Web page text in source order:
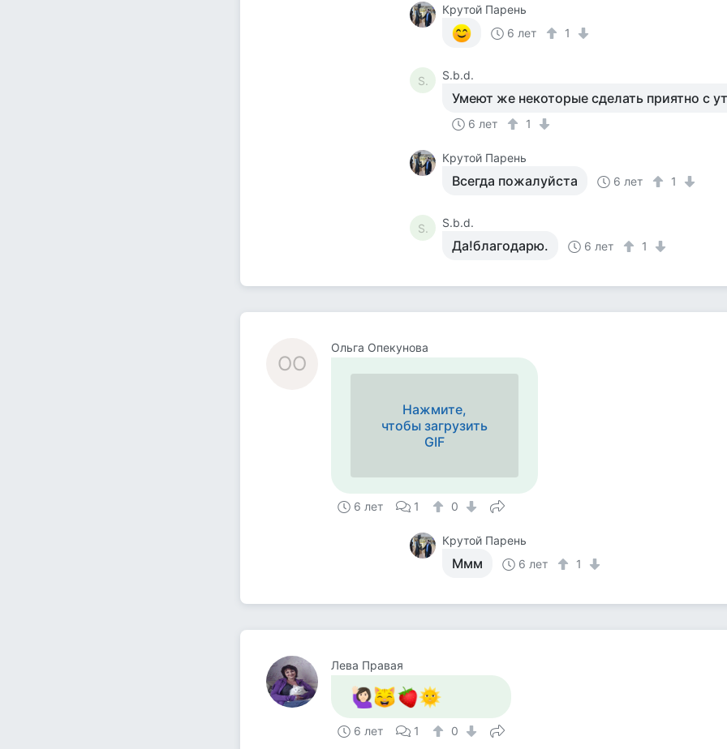
Крутой Парень
6 лет
1
S. S.b.d.
Умеют же некоторые сделать приятно с
6 лет 1
Крутой Парень
Всегда пожалуйста 6 лет 1
S. S.b.d.
Да!благодарю. 6 лет 1
ОО
Ольга Опекунова
Нажмите,
чтобы загрузить
GIF
6 лет 1 0
Крутой Парень
Ммм 6 лет 1
Лева Правая
6 лет 1 0